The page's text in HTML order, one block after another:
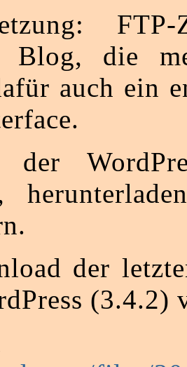
Blog, die
auch ein
der
der
(3.4.2)